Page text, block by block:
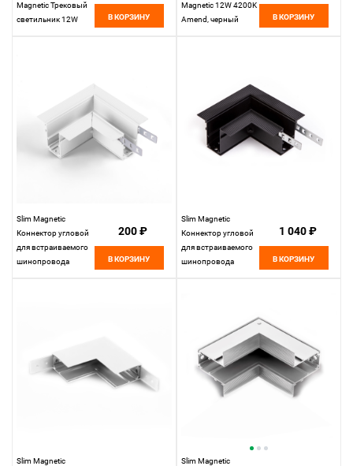
Magnetic Трековый
светильник 12W
В КОРЗИНУ
Magnetic 12W 4200K
Amend, черный
В КОРЗИНУ
Slim Magnetic
Коннектор угловой
для встраиваемого
шинопровода
200 ₽
В КОРЗИНУ
Slim Magnetic
Коннектор угловой
для встраиваемого
шинопровода
1 040 ₽
В КОРЗИНУ
Slim Magnetic
Slim Magnetic